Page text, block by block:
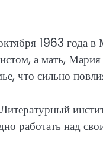
1963 года
а мать,
что сильно
работать над